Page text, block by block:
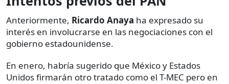
Anteriormente, Ricardo Anaya ha expresado su
interés en involucrarse en las negociaciones con el
gobierno estadounidense.
En enero, habría sugerido que México y Estados
Unidos firmarán otro tratado como el T-MEC pero en